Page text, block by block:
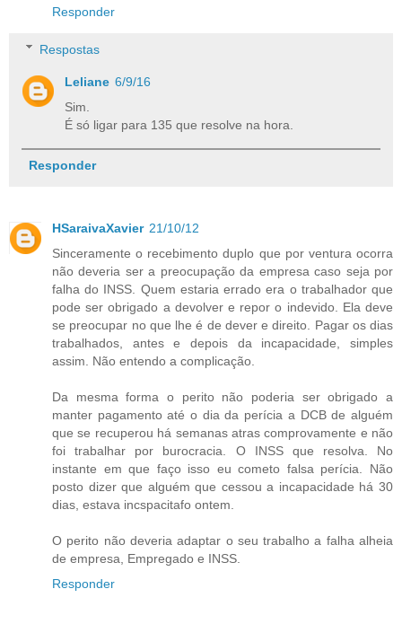
Responder
Respostas
Leliane 6/9/16
Sim.
É só ligar para 135 que resolve na hora.
Responder
HSaraivaXavier 21/10/12
Sinceramente o recebimento duplo que por ventura ocorra
não deveria ser a preocupação da empresa caso seja por
falha do INSS. Quem estaria errado era o trabalhador que
pode ser obrigado a devolver e repor o indevido. Ela deve
se preocupar no que lhe é de dever e direito. Pagar os dias
trabalhados, antes e depois da incapacidade, simples
assim. Não entendo a complicação.
Da mesma forma o perito não poderia ser obrigado a
manter pagamento até o dia da perícia a DCB de alguém
que se recuperou há semanas atras comprovamente e não
foi trabalhar por burocracia. O INSS que resolva. No
instante em que faço isso eu cometo falsa perícia. Não
posto dizer que alguém que cessou a incapacidade há 30
dias, estava incspacitafo ontem.
O perito não deveria adaptar o seu trabalho a falha alheia
de empresa, Empregado e INSS.
Responder